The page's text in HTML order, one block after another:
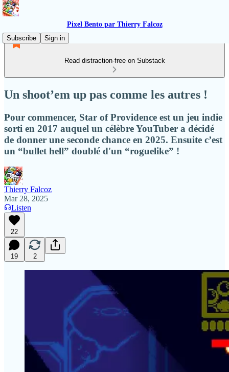
Pixel Bento par Thierry Falcoz
Subscribe
Sign in
Read distraction-free on Substack
Un shoot’em up pas comme les autres !
Pour commencer, Star of Providence est un jeu indie
sorti en 2017 auquel un célèbre YouTuber a décidé
de donner une seconde chance en 2025. Ensuite c’est
un “bullet hell” doublé d'un “roguelike” !
Thierry Falcoz
Mar 28, 2025
Listen
22
19 2